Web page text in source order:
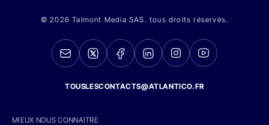
© 2026 Talmont Media SAS. tous droits réservés.
TOUSLESCONTACTS@ATLANTICO.FR
MIEUX NOUS CONNAITRE